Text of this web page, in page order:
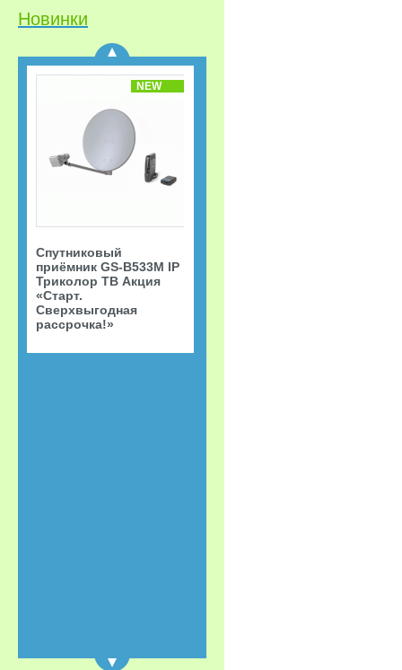
Новинки
Сверхвыгодная
рассрочка!»
NEW
Спутниковый
приёмник GS-B533M IP
Триколор ТВ Акция
«Старт.
Сверхвыгодная
рассрочка!»